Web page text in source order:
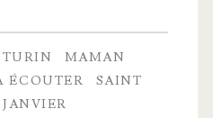
TURIN
MAMAN
ÉCOUTER
SAINT
JANVIER